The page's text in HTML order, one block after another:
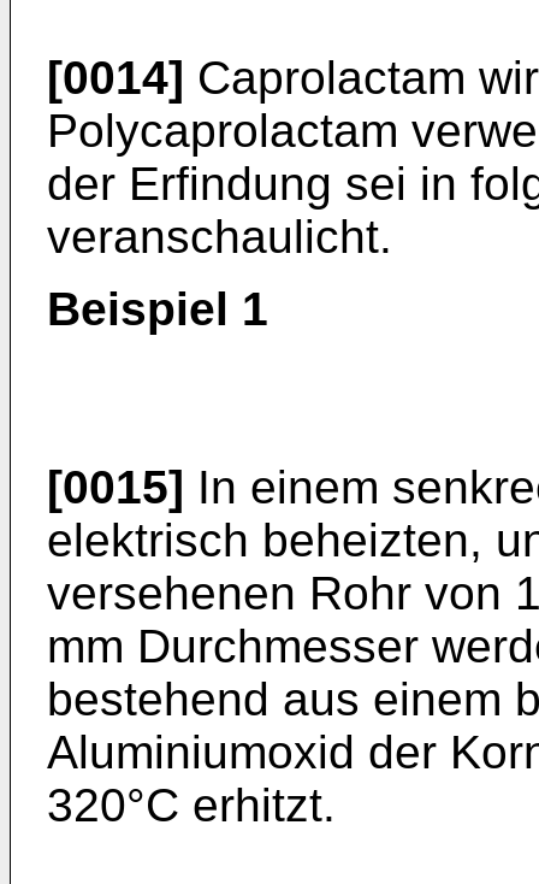
[0014] Caprolactam
Polycaprolactam
der Erfindung sei in
veranschaulicht.
Beispiel 1
[0015] In einem
elektrisch beheizten,
versehenen Rohr von
mm Durchmesser
bestehend aus einem
Aluminiumoxid der
320°C erhitzt.